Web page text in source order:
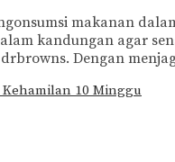
makanan
kandungan agar
Dengan
Kehamilan 10 Minggu